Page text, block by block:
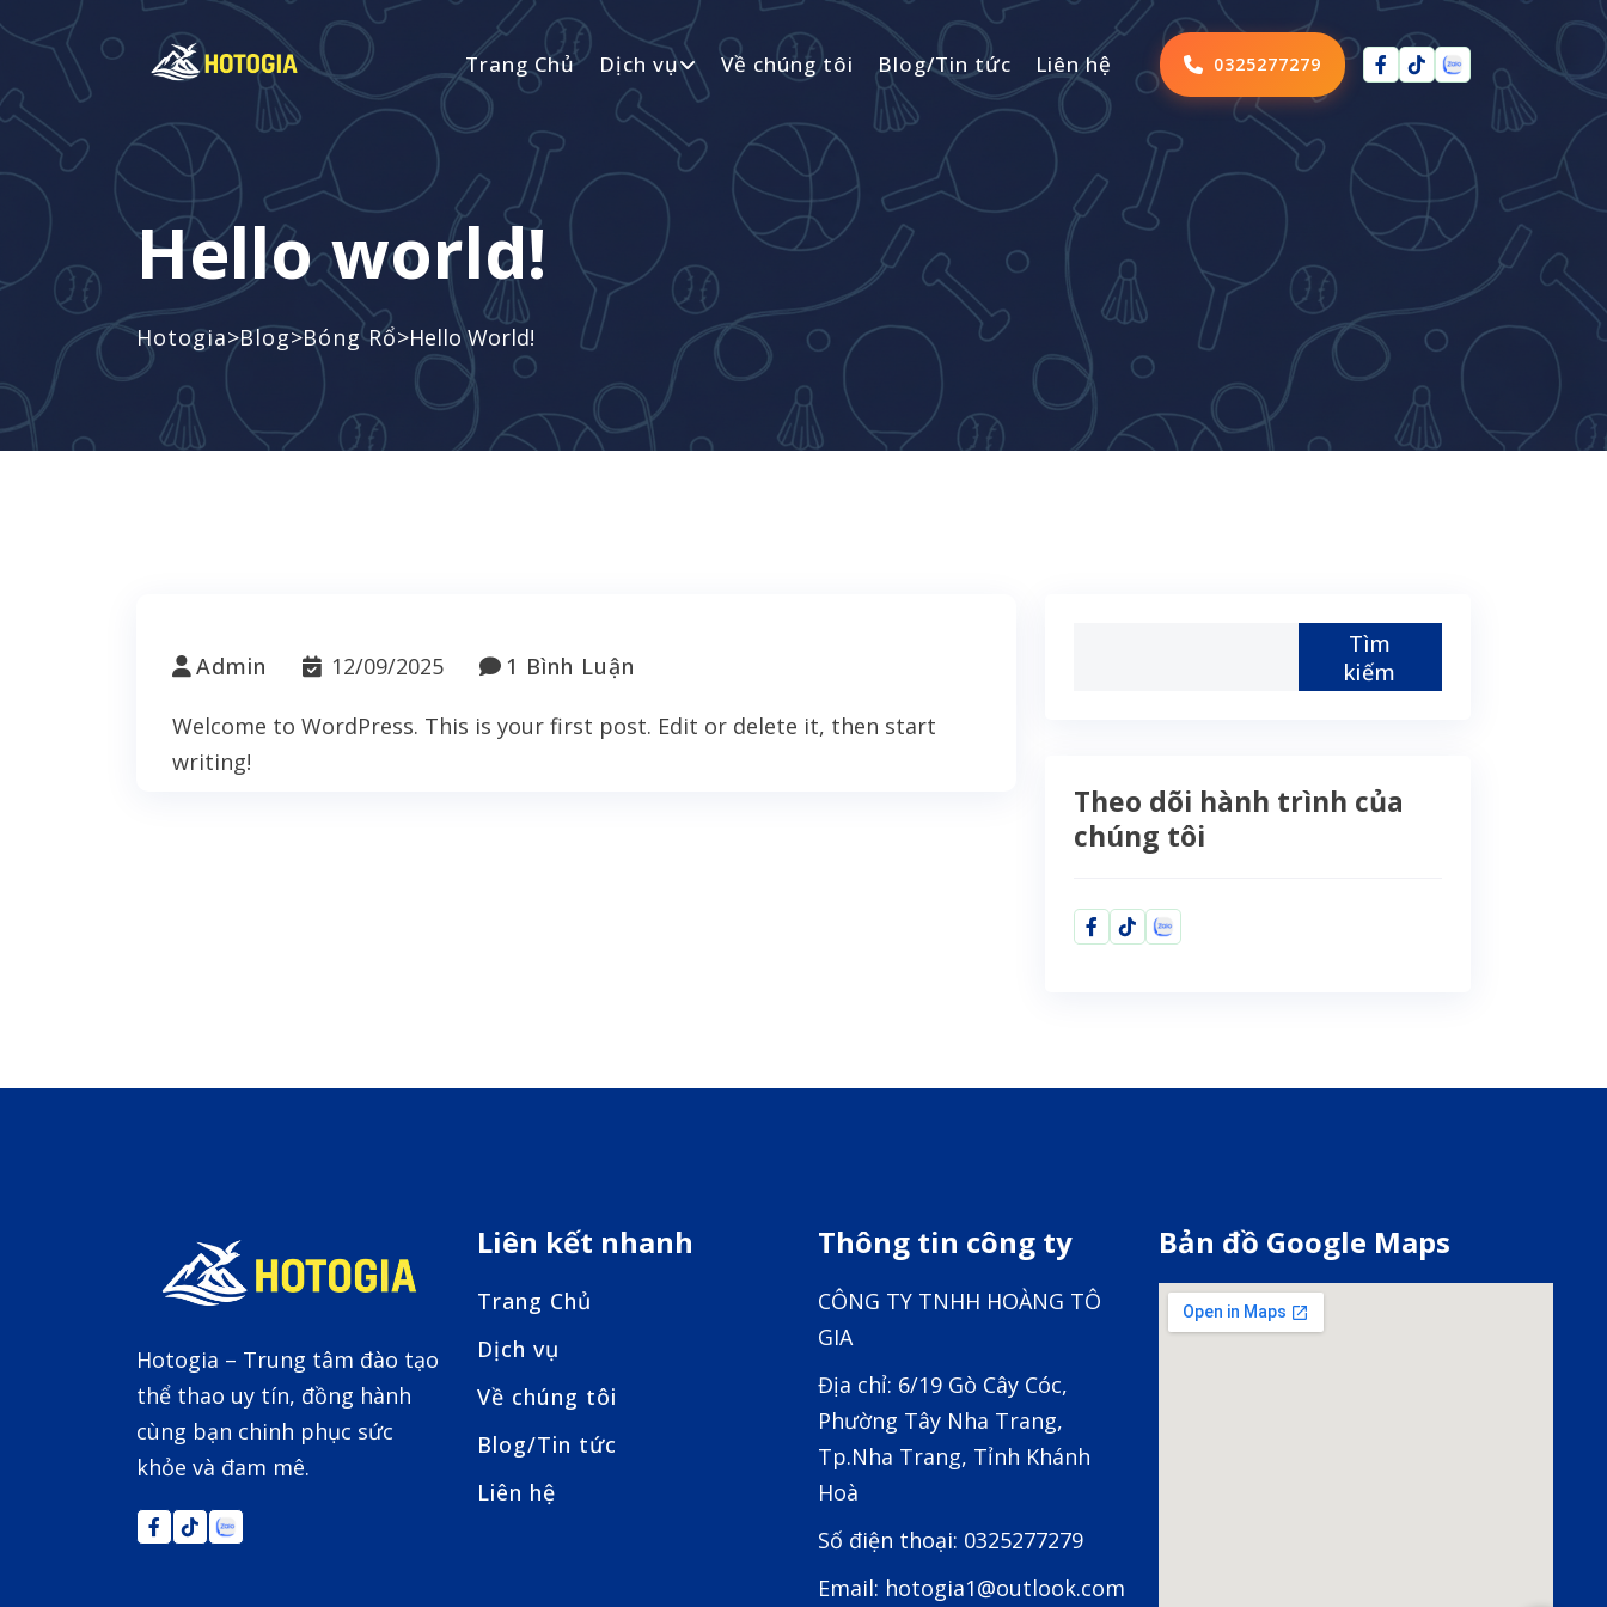
Trang Chủ Dịch vụ Về chúng tôi Blog/Tin tức Liên hệ 0325277279
Hello world!
Hotogia>Blog>Bóng Rổ>Hello World!
Admin 12/09/2025 1 Bình Luận
Welcome to WordPress. This is your first post. Edit or delete it, then start
writing!
Tìm
kiếm
Theo dõi hành trình của
chúng tôi
Hotogia – Trung tâm đào tạo
thể thao uy tín, đồng hành
cùng bạn chinh phục sức
khỏe và đam mê.
Liên kết nhanh
Trang Chủ
Dịch vụ
Về chúng tôi
Blog/Tin tức
Liên hệ
Thông tin công ty
CÔNG TY TNHH HOÀNG TÔ
GIA
Địa chỉ: 6/19 Gò Cây Cóc,
Phường Tây Nha Trang,
Tp.Nha Trang, Tỉnh Khánh
Hoà
Số điện thoại: 0325277279
Email: hotogia1@outlook.com
Bản đồ Google Maps